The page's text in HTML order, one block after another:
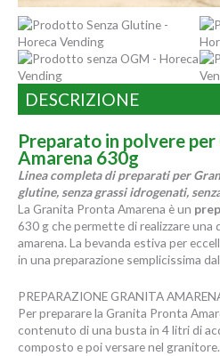
DESCRIZIONE
Preparato in polvere
Amarena 630g
Linea completa di preparati per
glutine, senza grassi idrogenati,
La Granita Pronta Amarena è un
630 g che permette di realizzare
amarena. La bevanda estiva per
in una preparazione semplicissima
PREPARAZIONE GRANITA
Per preparare la Granita Pronta
contenuto di una busta in 4 litri di
composto e poi versare nel granitore.